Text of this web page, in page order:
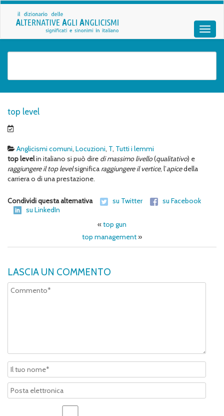
top level
Anglicismi comuni, Locuzioni, T, Tutti i lemmi
top levelin italiano si può dire di massimo livello(qualitativo) e
raggiungere il top levelsignifica raggiungere il vertice, l’apicedella
carriera o di una prestazione.
Condividi questa alternativa su Twitter
su Facebook
su LinkedIn
«top gun
top management»
LASCIA UN COMMENTO